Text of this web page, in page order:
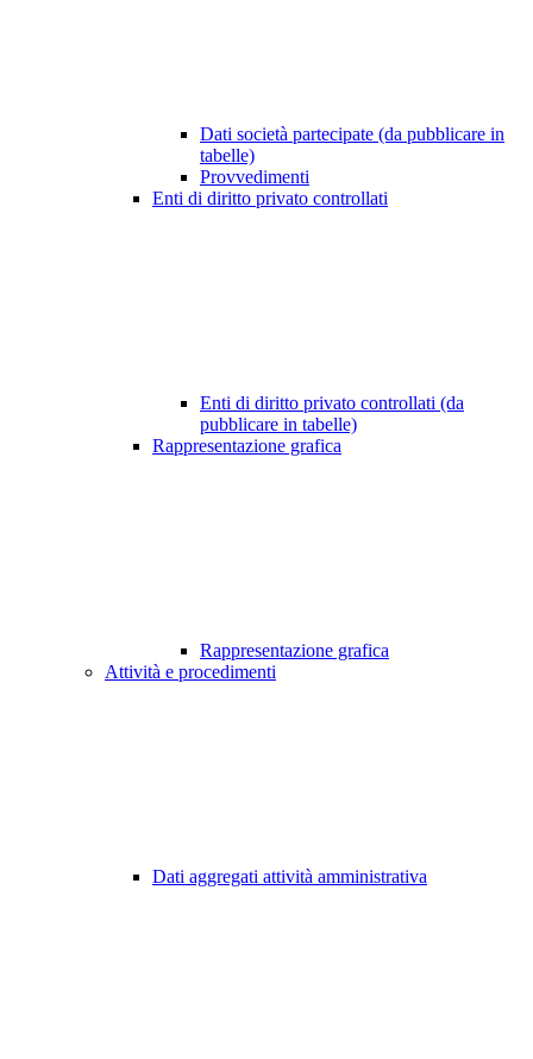
Dati società partecipate (da pubblicare in
tabelle)
Provvedimenti
Enti di diritto privato controllati
Enti di diritto privato controllati (da
pubblicare in tabelle)
Rappresentazione grafica
Rappresentazione grafica
Attività e procedimenti
Dati aggregati attività amministrativa